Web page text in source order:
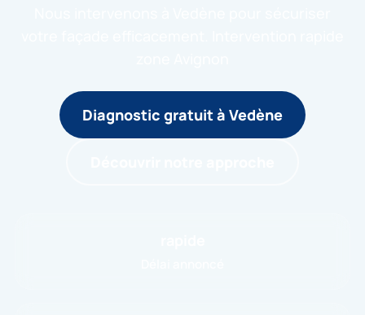
Diagnostic gratuit à Vedène